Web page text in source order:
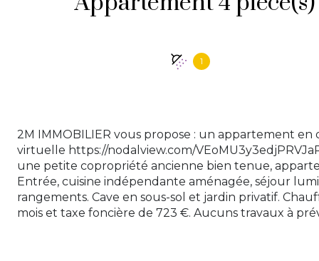
1
2M IMMOBILIER vous propose : un appartement
virtuelle https://nodalview.com/
une petite copropriété ancienne bien tenue,
Entrée, cuisine indépendante aménagée, séjour
rangements. Cave en sous-sol et jardin privatif.
mois et taxe foncière de 723 €. Aucuns travaux à